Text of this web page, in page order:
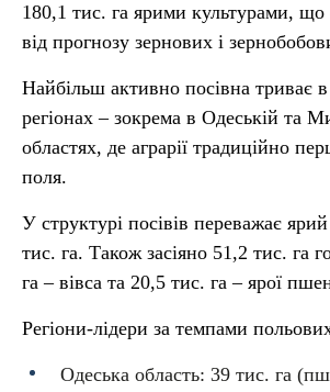
180,1 тис. га ярими культурами, що
від прогнозу зернових і
Найбільш активно посівна триває
регіонах – зокрема в Одеській та
областях, де аграрії традиційно
поля.
У структурі посівів переважає
тис. га. Також засіяно 51,2 тис. га
га – вівса та 20,5 тис. га – ярої
Регіони-лідери за темпами
Одеська область: 39 тис. га